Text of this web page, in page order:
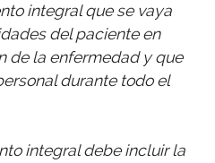
integral que se vaya
del paciente en
de la enfermedad y que
durante todo el
integral debe incluir la